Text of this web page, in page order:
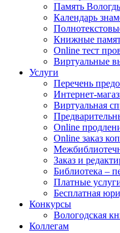
Память
Календарь
Книжные
Online тест
Виртуальные
Услуги
Перечень
Интернет-
Виртуальная
Online
Online заказ
Заказ и
Библиотека –
Платные
Бесплатная
Конкурсы
Вологодская
Коллегам